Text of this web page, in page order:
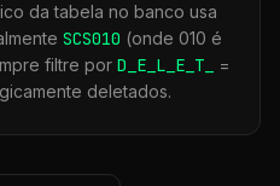
da tabela no banco usa
SCS010 (onde 010 é
filtre por D_E_L_E_T_
=
deletados.